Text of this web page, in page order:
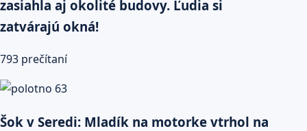
zasiahla aj okolité budovy. Ľudia si
zatvárajú okná!
793 prečítaní
Šok v Seredi: Mladík na motorke vtrhol na